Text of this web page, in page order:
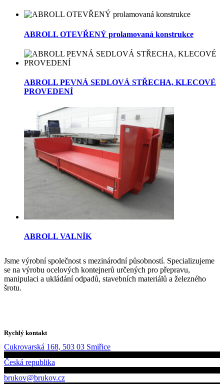
ABROLL OTEVŘENÝ prolamovaná konstrukce
ABROLL PEVNÁ SEDLOVÁ STŘECHA, KLECOVÉ
PROVEDENÍ
ABROLL VALNÍK
Jsme výrobní společnost s mezinárodní působností. Specializujeme
se na výrobu ocelových kontejnerů určených pro přepravu,
manipulaci a ukládání odpadů, stavebních materiálů a železného
šrotu.
Rychlý kontakt
Cukrovarská 168, 503 03 Smiřice
Česká republika
brukov@brukov.cz